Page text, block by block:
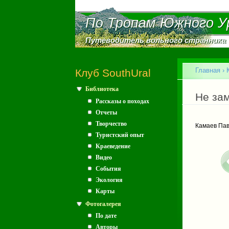
По Тропам Южного
По Тропам Южного
Путеводитель вольного странника
Путеводитель вольного странника
Клуб SouthUral
Библиотека
Рассказы о походах
Отчеты
Творчество
Туристский опыт
Краеведение
Видео
События
Экология
Карты
Фотогалерея
По дате
Авторы
Вы
Главная ›
Не
Камаев